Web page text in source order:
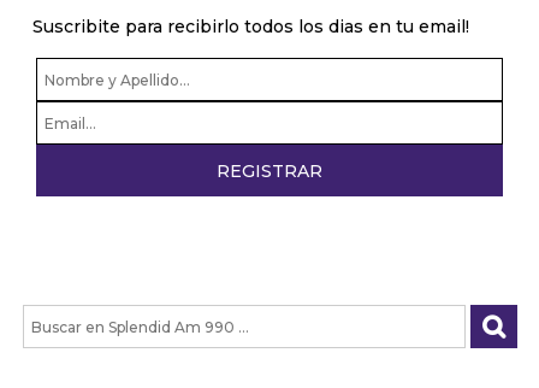
Suscribite para recibirlo todos los dias en tu email!